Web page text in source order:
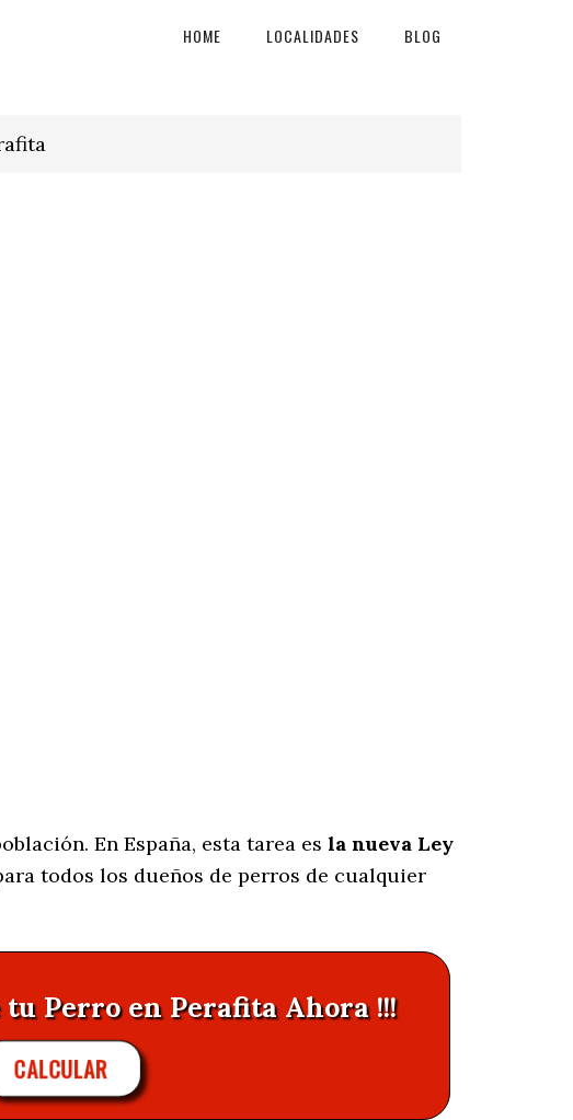
HOME LOCALIDADES BLOG
En España, esta tarea es la nueva Ley
todos los dueños de perros de cualquier
tu Perro en Perafita Ahora !!!
CALCULAR